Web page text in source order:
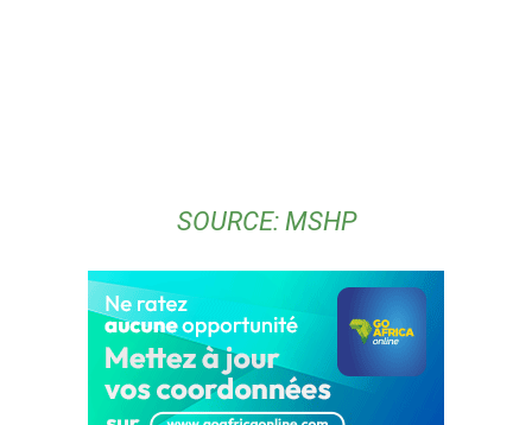
SOURCE: MSHP